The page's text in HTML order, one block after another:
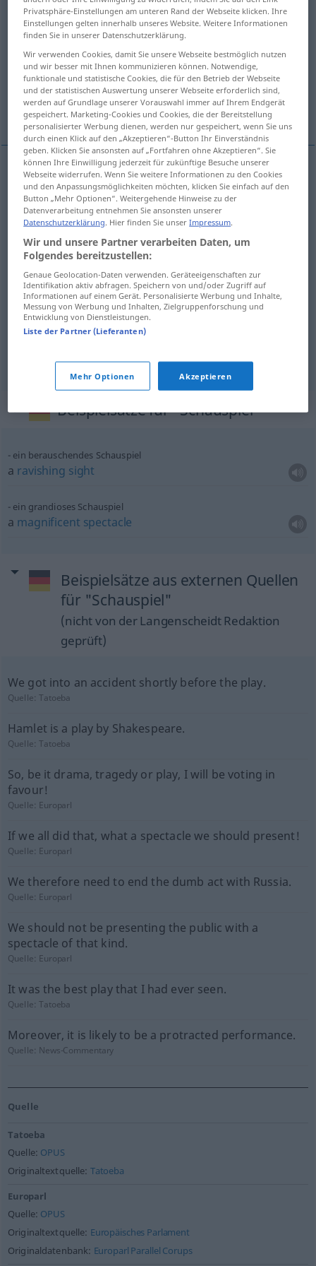
Übersicht aller Übersetzungen
(Für mehr Details die Übersetzung anklicken/antippen)
stage play, drama
spectacle, scene, sight
(stage)play Schauspiel THEAT
drama Schauspiel THEAT
spectacle Schauspiel
scene Schauspiel FIG
sight Schauspiel FIG
Beispielsätze für "Schauspiel"
ein berauschendes Schauspiel
a ravishing sight
ein grandioses Schauspiel
a magnificent spectacle
Beispielsätze aus externen Quellen
für "Schauspiel"
(nicht von der Langenscheidt Redaktion
geprüft)
We got into an accident shortly before the play.
Quelle:Tatoeba
Hamlet is a play by Shakespeare.
Quelle:Tatoeba
So, be it drama, tragedy or play, I will be voting in
favour!
Quelle: Europarl
If we all did that, what a spectacle we should present!
Quelle: Europarl
We therefore need to end the dumb act with Russia.
Quelle: Europarl
We should not be presenting the public with a
spectacle of that kind.
Quelle: Europarl
It was the best play that I had ever seen.
Quelle:Tatoeba
Moreover, it is likely to be a protracted performance.
Quelle: News-Commentary
Quelle
Tatoeba
Quelle: OPUS
Originaltextquelle: Tatoeba
Europarl
Quelle: OPUS
Originaltextquelle: Europäisches Parlament
Originaldatenbank: Europarl Parallel Corups
Privatsphäre-Einstellungen am unteren Rand der Webseite klicken. Ihre
Einstellungen gelten innerhalb unseres Website. Weitere Informationen
finden Sie in unserer Datenschutzerklärung.
Wir verwenden Cookies, damit Sie unsere Webseite bestmöglich nutzen
und wir besser mit Ihnen kommunizieren können. Notwendige,
funktionale und statistische Cookies, die für den Betrieb der Webseite
und der statistischen Auswertung unserer Webseite erforderlich sind,
werden auf Grundlage unserer Vorauswahl immer auf Ihrem Endgerät
gespeichert. Marketing-Cookies und Cookies, die der Bereitstellung
personalisierter Werbung dienen, werden nur gespeichert, wenn Sie uns
durch einen Klick auf den „Akzeptieren“-Button Ihr Einverständnis
geben. Klicken Sie ansonsten auf „Fortfahren ohne Akzeptieren“. Sie
können Ihre Einwilligung jederzeit für zukünftige Besuche unserer
Webseite widerrufen. Wenn Sie weitere Informationen zu den Cookies
und den Anpassungsmöglichkeiten möchten, klicken Sie einfach auf den
Button „Mehr Optionen“. Weitergehende Hinweise zu der
Datenverarbeitung entnehmen Sie ansonsten unserer
Datenschutzerklärung. Hier finden Sie unserImpressum.
Wir und unsere Partner verarbeiten Daten, um
Folgendes bereitzustellen:
Genaue Geolocation-Daten verwenden. Geräteeigenschaften zur
Identifikation aktiv abfragen. Speichern von und/oder Zugriff auf
Informationen auf einem Gerät. Personalisierte Werbung und Inhalte,
Messung von Werbung und Inhalten, Zielgruppenforschung und
Entwicklung von Dienstleistungen.
Liste der Partner (Lieferanten)
Mehr Optionen Akzeptieren